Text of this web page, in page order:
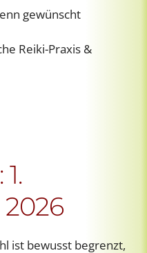
gewünscht
Reiki-Praxis &
ist bewusst begrenzt,